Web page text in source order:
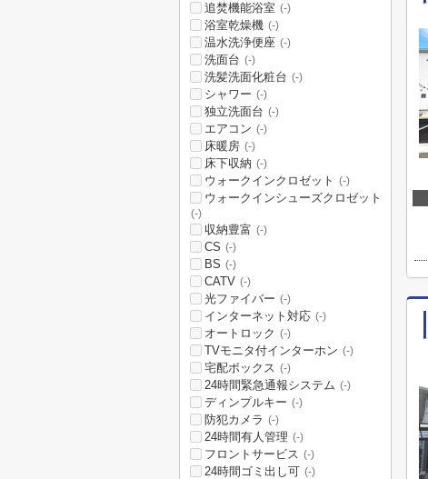
追焚機能浴室 (-)
浴室乾燥機 (-)
温水洗浄便座 (-)
洗面台 (-)
洗髪洗面化粧台 (-)
シャワー (-)
独立洗面台 (-)
エアコン (-)
床暖房 (-)
床下収納 (-)
ウォークインクロゼット (-)
ウォークインシューズクロゼット
(-)
収納豊富 (-)
CS (-)
BS (-)
CATV (-)
光ファイバー (-)
インターネット対応 (-)
オートロック (-)
TVモニタ付インターホン (-)
宅配ボックス (-)
24時間緊急通報システム (-)
ディンプルキー (-)
防犯カメラ (-)
24時間有人管理 (-)
フロントサービス (-)
24時間ゴミ出し可 (-)